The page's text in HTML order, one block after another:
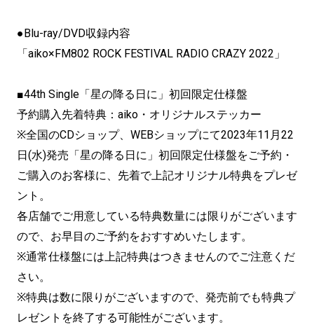
●Blu-ray/DVD収録内容
「aiko×FM802 ROCK FESTIVAL RADIO CRAZY 2022」
■44th Single「星の降る日に」初回限定仕様盤
予約購入先着特典：aiko・オリジナルステッカー
※全国のCDショップ、WEBショップにて2023年11月22
日(水)発売「星の降る日に」初回限定仕様盤をご予約・
ご購入のお客様に、先着で上記オリジナル特典をプレゼ
ント。
各店舗でご用意している特典数量には限りがございます
ので、お早目のご予約をおすすめいたします。
※通常仕様盤には上記特典はつきませんのでご注意くだ
さい。
※特典は数に限りがございますので、発売前でも特典プ
レゼントを終了する可能性がございます。